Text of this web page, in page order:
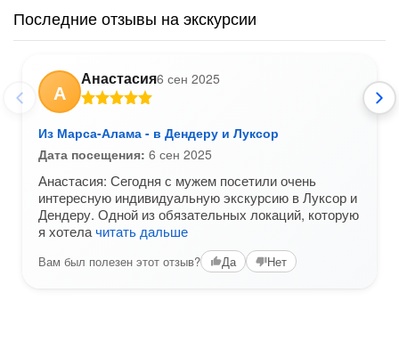
Последние отзывы на экскурсии
А
Анастасия6 сен 2025
Из Марса-Алама - в Дендеру и Луксор
Дата посещения: 6 сен 2025
Анастасия: Сегодня с мужем посетили очень
интересную индивидуальную экскурсию в Луксор и
Дендеру. Одной из обязательных локаций, которую
я хотелачитать дальше
Вам был полезен этот отзыв? Да Нет